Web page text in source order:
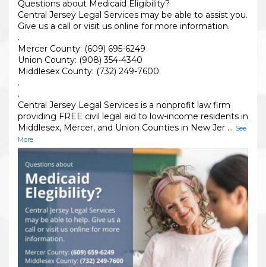
Questions about Medicaid Eligibility?
Central Jersey Legal Services may be able to assist you.
Give us a call or visit us online for more information.
.
Mercer County: (609) 695-6249
Union County: (908) 354-4340
Middlesex County: (732) 249-7600
.
.
Central Jersey Legal Services is a nonprofit law firm
providing FREE civil legal aid to low-income residents in
Middlesex, Mercer, and Union Counties in New Jer ... See
More